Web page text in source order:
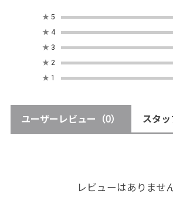
★ 5
★ 4
★ 3
★ 2
★ 1
ユーザーレビュー （0） スタ
レビューはありません